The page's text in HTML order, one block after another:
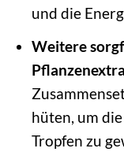
und die
Weitere
hüten, um
Tropfen zu